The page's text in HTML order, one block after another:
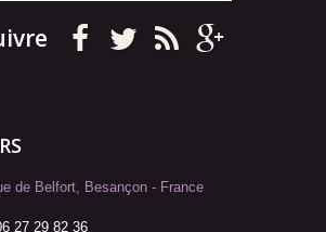
de Belfort, Besançon - France
27 29 82 36